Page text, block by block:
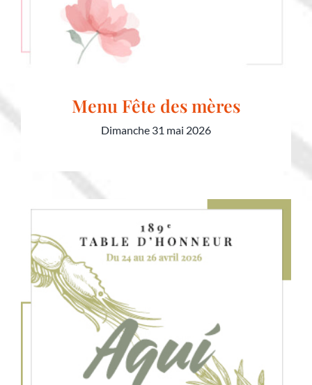
Menu Fête des mères
Menu Fête des mères
Dimanche 31 mai 2026